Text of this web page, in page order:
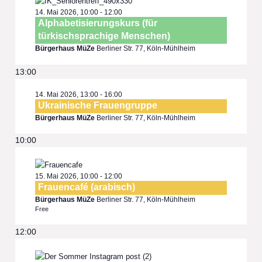
14. Mai 2026, 10:00 - 12:00
Alphabetisierungskurs (für
türkischsprachige Menschen)
Bürgerhaus MüZe Berliner Str. 77, Köln-Mühlheim
13:00
14. Mai 2026, 13:00 - 16:00
Ukrainische Frauengruppe
Bürgerhaus MüZe Berliner Str. 77, Köln-Mühlheim
10:00
15. Mai 2026, 10:00 - 12:00
Frauencafé (arabisch)
Bürgerhaus MüZe Berliner Str. 77, Köln-Mühlheim
Free
12:00